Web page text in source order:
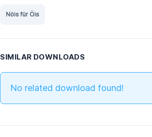
Nöis für Öis
SIMILAR DOWNLOADS
No related download found!